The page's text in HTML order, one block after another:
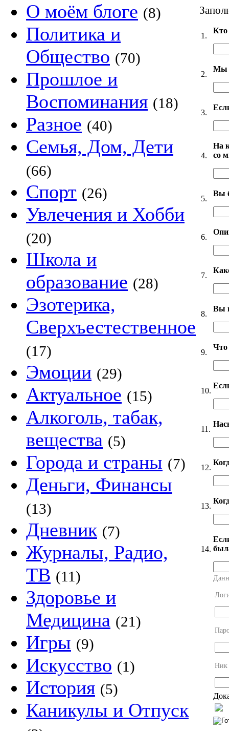
О моём блоге (8)
Политика и
Общество (70)
Прошлое и
Воспоминания (18)
Разное (40)
Семья, Дом, Дети
(66)
Спорт (26)
Увлечения и Хобби
(20)
Школа и
образование (28)
Эзотерика,
Сверхъестественное
(17)
Эмоции (29)
Актуальное (15)
Алкоголь, табак,
вещества (5)
Города и страны (7)
Деньги, Финансы
(13)
Дневник (7)
Журналы, Радио,
ТВ (11)
Здоровье и
Медицина (21)
Игры (9)
Искусство (1)
История (5)
Каникулы и Отпуск
1.
2.
Мы
3.
4.
На
со
5.
Вы
6.
7.
8.
Вы
9.
Что
10.
11.
12.
13.
14.
Ник